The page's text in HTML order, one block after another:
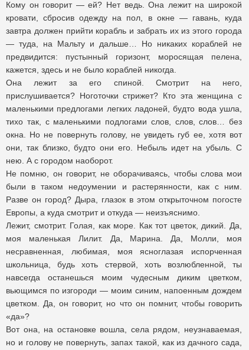
Кому он говорит — ей? Нет ведь. Она лежит на широкой
кровати, сбросив одежду на пол, в окне — гавань, куда
завтра должен прийти корабль и забрать их из этого города
— туда, на Мальту и дальше… Но никаких кораблей не
предвидится: пустынный горизонт, моросящая пелена,
кажется, здесь и не было кораблей никогда.
Она лежит за его спиной. Смотрит на него,
прислушивается? Ноготочки стрижет? Кто эта женщина с
маленькими предлогами легких ладоней, будто вода ушла,
тихо так, с маленькими подлогами слов, слов, слов… без
окна. Но не повернуть голову, не увидеть губ ее, хотя вот
они, так близко, будто они его. Небыль идет на убыль. С
нею. А с городом наоборот.
Не помню, он говорит, не оборачиваясь, чтобы слова мои
были в таком недоумении и растерянности, как с ним.
Разве он город? Дыра, глазок в этом открыточном погосте
Европы, а куда смотрит и откуда — неизъяснимо.
Лежит, смотрит. Голая, как море. Как тот цветок, дикий. Да,
моя маленькая Лилит. Да, Марина. Да, Молли, моя
несравненная, любимая, моя ясноглазая испорченная
школьница, будь хоть стервой, хоть возлюбленной, ты
навсегда останешься моим чудесным диким цветком,
вьющимся по изгороди — моим синим, напоенным дождем
цветком. Да, он говорит, но что он помнит, чтобы говорить
«да»?
Вот она, на остановке вошла, села рядом, неузнаваемая,
но и голову не повернуть, запах такой, как из дачного сада,